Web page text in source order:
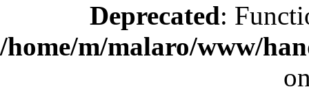
Deprecated:
/home/m/malaro/www/